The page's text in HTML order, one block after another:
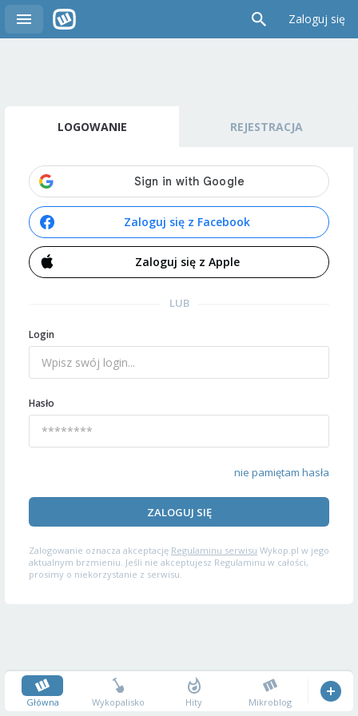
Zaloguj się
LOGOWANIE REJESTRACJA
Zaloguj się z Facebook
Zaloguj się z Apple
LUB
Login
Hasło
nie pamiętam hasła
ZALOGUJ SIĘ
Zalogowanie oznacza akceptację Regulaminu serwisu Wykop.pl w jego
aktualnym brzmieniu. Jeśli nie akceptujesz Regulaminu w całości,
prosimy o niekorzystanie z serwisu.
Główna Wykopalisko Hity Mikroblog